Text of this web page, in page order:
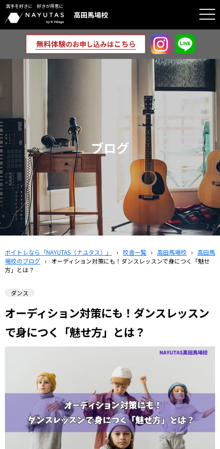
苦手を好きに 好きが得意に
高田馬場校
ブログ
ボイトレなら「NAYUTAS（ナユタス）」 › 校舎一覧 › 高田馬場校 › 高田馬
場校のブログ ›
オーディション対策にも！ダンスレッスンで身につく「魅せ
方」とは？
ダンス
オーディション対策にも！ダンスレッスン
で身につく「魅せ方」とは？